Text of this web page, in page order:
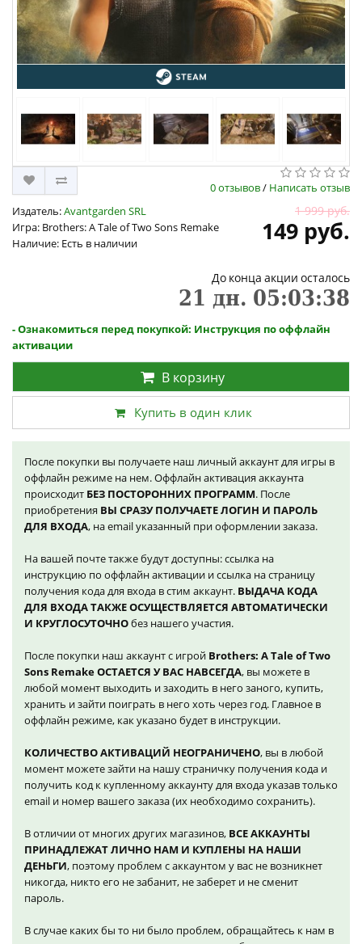
0 отзывов/ Написать отзыв
Издатель:Avantgarden SRL
Игра: Brothers: A Tale of Two Sons Remake
Наличие: Есть в наличии
1 999 руб.
149 руб.
До конца акции осталось
21 дн. 05:03:37
- Ознакомиться перед покупкой: Инструкция по оффлайн
активации
В корзину
Купить в один клик
После покупки вы получаете наш личный аккаунт для игры в
оффлайн режиме на нем. Оффлайн активация аккаунта
происходит БЕЗ ПОСТОРОННИХ ПРОГРАММ. После
приобретения ВЫ СРАЗУ ПОЛУЧАЕТЕ ЛОГИН И ПАРОЛЬ
ДЛЯ ВХОДА, на email указанный при оформлении заказа.
На вашей почте также будут доступны: ссылка на
инструкцию по оффлайн активации и ссылка на страницу
получения кода для входа в стим аккаунт. ВЫДАЧА КОДА
ДЛЯ ВХОДА ТАКЖЕ ОСУЩЕСТВЛЯЕТСЯ АВТОМАТИЧЕСКИ
И КРУГЛОСУТОЧНОбез нашего участия.
После покупки наш аккаунт с игрой Brothers: A Tale of Two
Sons Remake ОСТАЕТСЯ У ВАС НАВСЕГДА, вы можете в
любой момент выходить и заходить в него заного, купить,
хранить и зайти поиграть в него хоть через год. Главное в
оффлайн режиме, как указано будет в инструкции.
КОЛИЧЕСТВО АКТИВАЦИЙ НЕОГРАНИЧЕНО, вы в любой
момент можете зайти на нашу страничку получения кода и
получить код к купленному аккаунту для входа указав только
email и номер вашего заказа (их необходимо сохранить).
В отличии от многих других магазинов, ВСЕ АККАУНТЫ
ПРИНАДЛЕЖАТ ЛИЧНО НАМ И КУПЛЕНЫ НА НАШИ
ДЕНЬГИ, поэтому проблем с аккаунтом у вас не возникнет
никогда, никто его не забанит, не заберет и не сменит
пароль.
В случае каких бы то ни было проблем, обращайтесь к нам в